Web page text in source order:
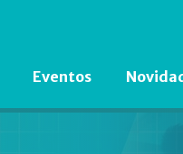
Eventos